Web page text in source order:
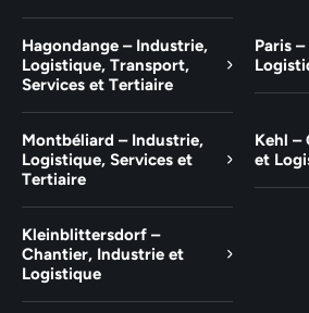
Hagondange – Industrie,
Logistique, Transport,
Services et Tertiaire
Paris
Montbéliard – Industrie,
Logistique, Services et
Tertiaire
Kehl –
et
Kleinblittersdorf –
Chantier, Industrie et
Logistique